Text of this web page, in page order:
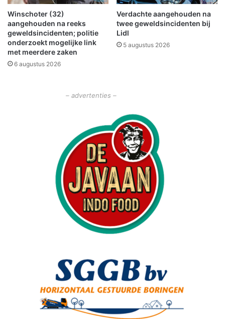
t
B
i
e
b
L
a
Winschoter (32)
aangehouden na reeks
geweldsincidenten; politie
onderzoekt mogelijke link
met meerdere zaken
6 augustus 2026
Verdachte aangehouden na
twee geweldsincidenten bij
Lidl
5 augustus 2026
– advertenties –